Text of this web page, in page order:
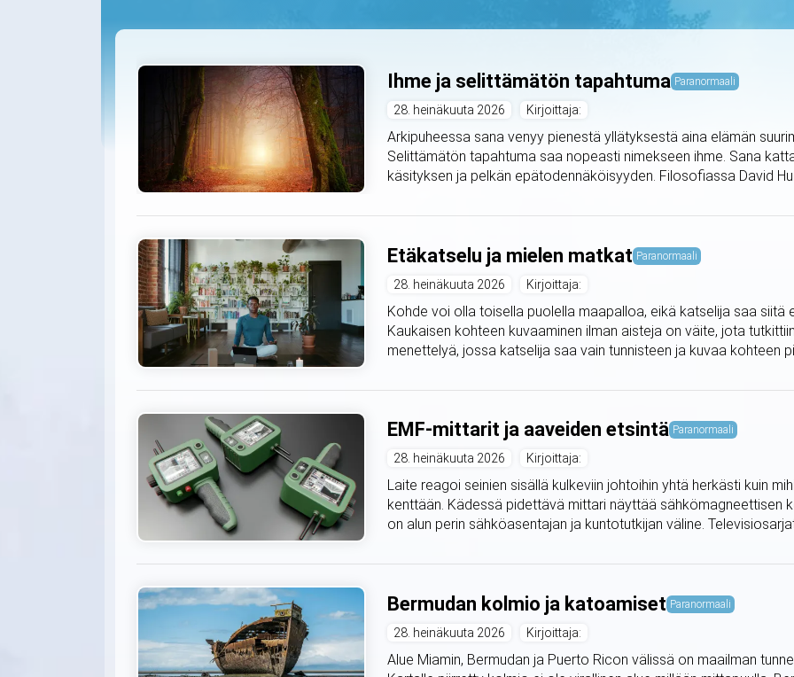
Ihme ja selittämätön tapahtuma Paranormaali
28. heinäkuuta 2026 Kirjoittaja:
Arkipuheessa sana venyy pienestä yllätyksestä aina elämän
Selittämätön tapahtuma saa nopeasti nimekseen ihme. Sana
käsityksen ja pelkän epätodennäköisyyden. Filosofiassa David
Etäkatselu ja mielen matkat Paranormaali
28. heinäkuuta 2026 Kirjoittaja:
Kohde voi olla toisella puolella maapalloa, eikä katselija saa siitä
Kaukaisen kohteen kuvaaminen ilman aisteja on väite, jota
menettelyä, jossa katselija saa vain tunnisteen ja kuvaa kohteen
EMF-mittarit ja aaveiden etsintä Paranormaali
28. heinäkuuta 2026 Kirjoittaja:
Laite reagoi seinien sisällä kulkeviin johtoihin yhtä herkästi kuin
kenttään. Kädessä pidettävä mittari näyttää sähkömagneettisen
on alun perin sähköasentajan ja kuntotutkijan väline.
Bermudan kolmio ja katoamiset Paranormaali
28. heinäkuuta 2026 Kirjoittaja:
Alue Miamin, Bermudan ja Puerto Ricon välissä on maailman